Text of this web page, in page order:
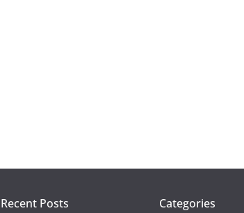
Recent Posts Categories